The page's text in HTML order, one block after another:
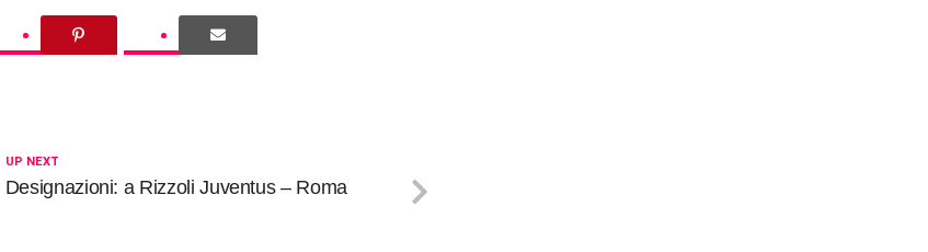
UP NEXT
Designazioni: a Rizzoli Juventus – Roma